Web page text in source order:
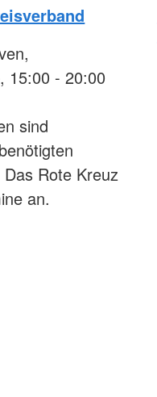
15:00 - 20:00
sind
Rote Kreuz
an.